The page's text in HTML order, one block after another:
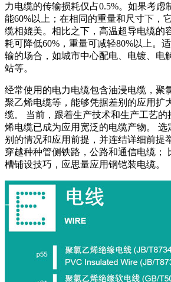
力电缆的传输损耗仅占0.5%。如果考虑
能60%以上；在相同的重量和尺寸下，
缆相媲美。相比之下，高温超导电缆的
耗可降低60%，重量可减轻80%以上。
输的场合，如城市中心配电、电镀、电
站等。
经常使用的电力电缆包含油浸电缆，聚
聚乙烯电缆等，能够凭据差别的应用扩
缆。 当前，跟着生产技术和生产工艺的
烯电缆已成为应用宽泛的电缆产物。
别的情况和应用前提，并连结详细前提
穿越种种管侧铁路，公路和通信电缆；
槽铺设技巧，应思量应用钢铠装电缆。